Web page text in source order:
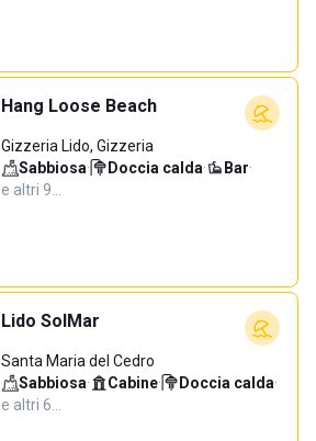
Hang Loose Beach
Gizzeria Lido, Gizzeria
Sabbiosa· Doccia calda· Bar·
e altri 9…
Lido SolMar
Santa Maria del Cedro
Sabbiosa· Cabine· Doccia calda·
e altri 6…